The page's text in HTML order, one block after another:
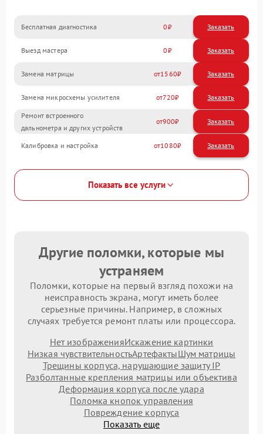
Бесплатная диагностика 0 Заказать
Выезд мастера 0 Заказать
Замена матрицы 1560
Замена микросхемы усилителя 720
Ремонт встроенного
дальнометра и других устройств
900
Калибровка и настройка 1080
Показать все услуги
Другие поломки, которые мы
устраняем
Поломки, которые на первый взгляд похожи на
неисправность экрана, могут иметь более
серьезные причины. Например, в сложных
случаях требуется ремонт платы или процессора.
Нет изображенияИскажение картинки
Низкая чувствительностьАртефактыШум матрицы
Трещины корпуса, нарушающие защиту IP
Разболтанные крепления матрицы или объектива
Деформация корпуса после удара
Поломка кнопок управления
Повреждение корпуса
Показать еще